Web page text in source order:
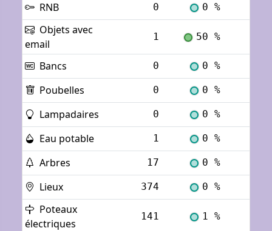
RNB 0 0 %
Objets avec
email
1 50 %
Bancs 0 0 %
Poubelles 0 0 %
Lampadaires 0 0 %
Eau potable 1 0 %
Arbres 17 0 %
Lieux 374 0 %
Poteaux
électriques
141 1 %